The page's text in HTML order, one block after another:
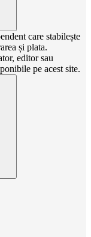
care stabilește
și plata.
editor sau
pe acest site.